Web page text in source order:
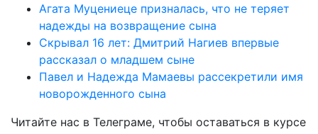
Агата Муцениеце призналась, что не теряет
надежды на возвращение сына
Скрывал 16 лет: Дмитрий Нагиев впервые
рассказал о младшем сыне
Павел и Надежда Мамаевы рассекретили имя
новорожденного сына
Читайте нас в Телеграме, чтобы оставаться в курсе